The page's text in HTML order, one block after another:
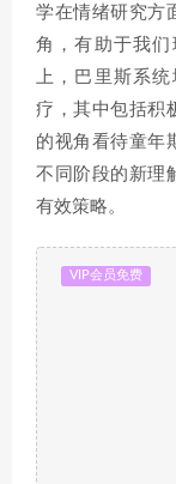
学在情绪研究方
角，有助于我
上，巴里斯系
疗，其中包括积
的视角看待童年
不同阶段的新理
有效策略。
VIP会员免费